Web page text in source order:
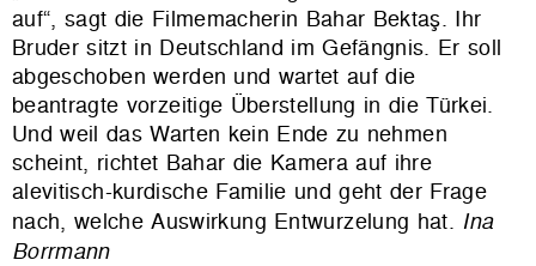
auf“, sagt die Filmemacherin Bahar Bektaş. Ihr
Bruder sitzt in Deutschland im Gefängnis. Er soll
abgeschoben werden und wartet auf die
beantragte vorzeitige Überstellung in die Türkei.
Und weil das Warten kein Ende zu nehmen
scheint, richtet Bahar die Kamera auf ihre
alevitisch-kurdische Familie und geht der Frage
nach, welche Auswirkung Entwurzelung hat. Ina
Borrmann